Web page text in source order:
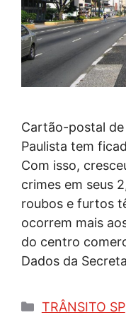
Cartão-postal de
Paulista tem
Com isso,
crimes em seus
roubos e furtos
ocorrem mais
do centro
Dados da
Categorias
TRÂNSITO SP